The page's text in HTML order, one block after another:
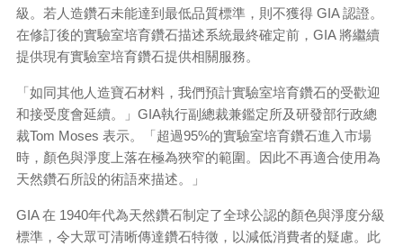
級。若人造鑽石未能達到最低品質標準，則不獲得 GIA 認證。
在修訂後的實驗室培育鑽石描述系統最終確定前，GIA 將繼續
提供現有實驗室培育鑽石提供相關服務。
「如同其他人造寶石材料，我們預計實驗室培育鑽石的受歡迎
和接受度會延續。」GIA執行副總裁兼鑑定所及研發部行政總
裁Tom Moses 表示。「超過95%的實驗室培育鑽石進入市場
時，顏色與淨度上落在極為狹窄的範圍。因此不再適合使用為
天然鑽石所設的術語來描述。」
GIA 在 1940年代為天然鑽石制定了全球公認的顏色與淨度分級
標準，令大眾可清晰傳達鑽石特徵，以減低消費者的疑慮。此